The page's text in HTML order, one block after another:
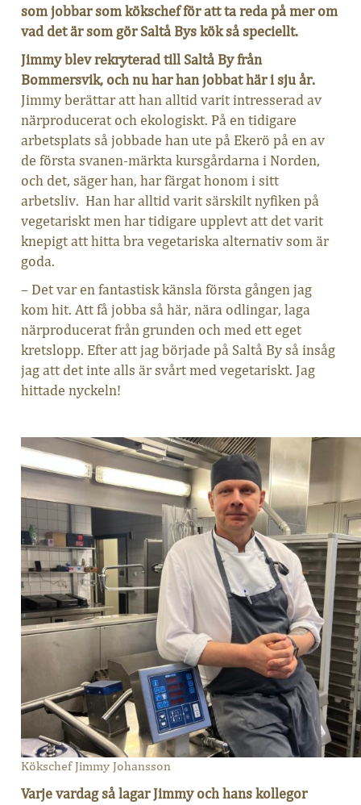
som jobbar som kökschef för att ta reda på mer om
vad det är som gör Saltå Bys kök så speciellt.
Jimmy blev rekryterad till Saltå By från
Bommersvik, och nu har han jobbat här i sju år.
Jimmy berättar att han alltid varit intresserad av
närproducerat och ekologiskt. På en tidigare
arbetsplats så jobbade han ute på Ekerö på en av
de första svanen-märkta kursgårdarna i Norden,
och det, säger han, har färgat honom i sitt
arbetsliv. Han har alltid varit särskilt nyfiken på
vegetariskt men har tidigare upplevt att det varit
knepigt att hitta bra vegetariska alternativ som är
goda.
– Det var en fantastisk känsla första gången jag
kom hit. Att få jobba så här, nära odlingar, laga
närproducerat från grunden och med ett eget
kretslopp. Efter att jag började på Saltå By så insåg
jag att det inte alls är svårt med vegetariskt. Jag
hittade nyckeln!
Kökschef Jimmy Johansson
Varje vardag så lagar Jimmy och hans kollegor